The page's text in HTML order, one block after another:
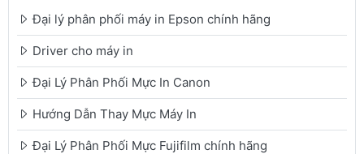
Đại lý phân phối máy in Epson chính hãng
Driver cho máy in
Đại Lý Phân Phối Mực In Canon
Hướng Dẫn Thay Mực Máy In
Đại Lý Phân Phối Mực Fujifilm chính hãng